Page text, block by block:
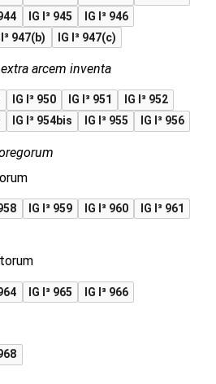
IG I³ 945
IG I³ 946
I³ 947(b) IG I³ 947(c)
arcem inventa
IG I³ 950 IG I³ 951
IG I³ 952
IG I³ 954bis IG I³ 955 IG I³ 956
IG I³ 959 IG I³ 960
IG I³ 961
IG I³ 965 IG I³ 966